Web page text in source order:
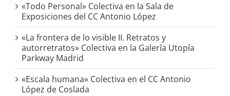
«Todo Personal» Colectiva en la Sala de
Exposiciones del CC Antonio López
«La frontera de lo visible II. Retratos y
autorretratos» Colectiva en la Galería Utopía
Parkway Madrid
«Escala humana» Colectiva en el CC Antonio
López de Coslada